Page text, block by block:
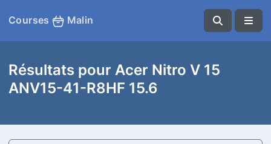
Courses Malin
Résultats pour Acer Nitro V 15
ANV15-41-R8HF 15.6